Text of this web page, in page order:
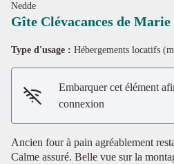
Voir
Nedde
Gîte Clévacances de Marie
Type d'usage : Hébergements locatifs
Embarquer cet élément
connexion
Ancien four à pain agréablement
Calme assuré. Belle vue sur la